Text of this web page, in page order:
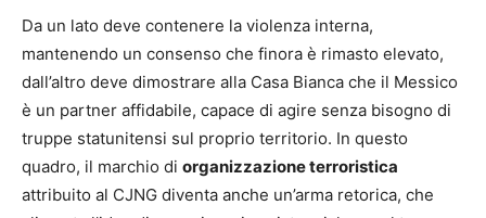
Da un lato deve contenere la violenza interna,
mantenendo un consenso che finora è rimasto elevato,
dall’altro deve dimostrare alla Casa Bianca che il Messico
è un partner affidabile, capace di agire senza bisogno di
truppe statunitensi sul proprio territorio. In questo
quadro, il marchio di organizzazione terroristica
attribuito al CJNG diventa anche un’arma retorica, che